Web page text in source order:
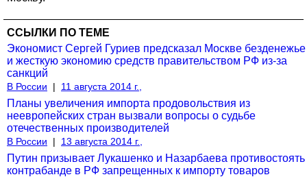
ССЫЛКИ ПО ТЕМЕ
Экономист Сергей Гуриев предсказал Москве безденежье
и жесткую экономию средств правительством РФ из-за
санкций
В России | 11 августа 2014 г.,
Планы увеличения импорта продовольствия из
неевропейских стран вызвали вопросы о судьбе
отечественных производителей
В России | 13 августа 2014 г.,
Путин призывает Лукашенко и Назарбаева противостоять
контрабанде в РФ запрещенных к импорту товаров